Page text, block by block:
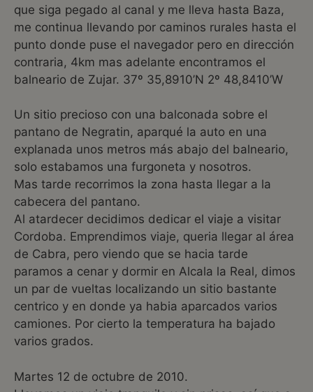
que siga pegado al canal y me lleva hasta Baza,
me continua llevando por caminos rurales hasta el
punto donde puse el navegador pero en dirección
contraria, 4km mas adelante encontramos el
balneario de Zujar. 37º 35,8910’N 2º 48,8410’W
Un sitio precioso con una balconada sobre el
pantano de Negratin, aparqué la auto en una
explanada unos metros más abajo del balneario,
solo estabamos una furgoneta y nosotros.
Mas tarde recorrimos la zona hasta llegar a la
cabecera del pantano.
Al atardecer decidimos dedicar el viaje a visitar
Cordoba. Emprendimos viaje, queria llegar al área
de Cabra, pero viendo que se hacia tarde
paramos a cenar y dormir en Alcala la Real, dimos
un par de vueltas localizando un sitio bastante
centrico y en donde ya habia aparcados varios
camiones. Por cierto la temperatura ha bajado
varios grados.
Martes 12 de octubre de 2010.